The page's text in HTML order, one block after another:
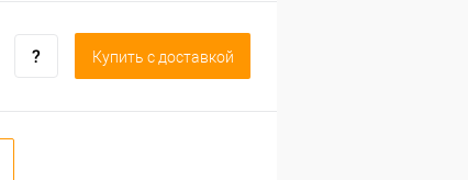
Купить c доставкой